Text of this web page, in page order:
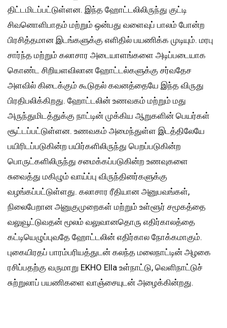
திட்டமிடப்பட்டுள்ளன. இந்த ஹோட்டலிலிருந்து குட்டி
சிவனொளிபாதம் மற்றும் ஒன்பது வளைவுப் பாலம் போன்ற
பிரசித்தமான இடங்களுக்கு எளிதில் பயணிக்க முடியும். மரபு
சார்ந்த மற்றும் கலாசார அடையாளங்களை அடிப்படையாக
கொண்ட சிறியளவிலான ஹோட்டல்களுக்கு சர்வதேச
அளவில் கிடைக்கும் கூடுதல் கவனத்தையே இந்த விருது
பிரதிபலிக்கிறது. ஹோட்டலின் உணவகம் மற்றும் மது
அருந்துமிடத்துக்கு நாட்டின் முக்கிய ஆறுகளின் பெயர்கள்
சூட்டப்பட்டுள்ளன. உணவகம் அமைந்துள்ள இடத்திலேயே
பயிரிடப்படுகின்ற பயிர்களிலிருந்து பெறப்படுகின்ற
பொருட்களிலிருந்து சமைக்கப்படுகின்ற உணவுகளை
சுவைத்து மகிழும் வாய்ப்பு விருந்தினர்களுக்கு
வழங்கப்பட்டுள்ளது. கலாசார ரீதியான அனுபவங்கள்,
நிலைபேறான அனுகுமுறைகள் மற்றும் உள்ளூர் சமூகத்தை
வலுவூட்டுவதன் மூலம் வலுவானதொரு எதிர்காலத்தை
கட்டியெழுப்புவதே ஹோட்டலின் எதிர்கால நோக்கமாகும்.
புகையிரதப் பாரம்பரியத்துடன் கலந்த மலைநாட்டின் அழகை
ரசிப்பதற்கு வருமாறு EKHO Ella உள்நாட்டு, வெளிநாட்டுச்
சுற்றுலாப் பயணிகளை வாஞ்சையுடன் அழைக்கின்றது.